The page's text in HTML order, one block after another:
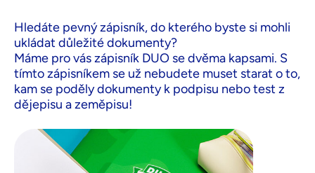
Hledáte pevný zápisník, do kterého byste si mohli
ukládat důležité dokumenty?
Máme pro vás zápisník DUO se dvěma kapsami. S
tímto zápisníkem se už nebudete muset starat o to,
kam se poděly dokumenty k podpisu nebo test z
dějepisu a zeměpisu!